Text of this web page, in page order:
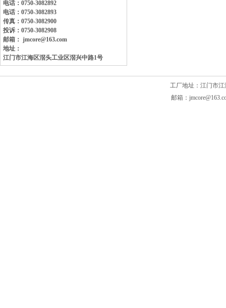
电话：0750-3082892
电话：0750-3082893
传真：0750-3082900
投诉：0750-3082908
邮箱： jmcore@163.com
地址：
江门市江海区滘头工业区滘兴中路1号
工厂地址：江门市江
邮箱：